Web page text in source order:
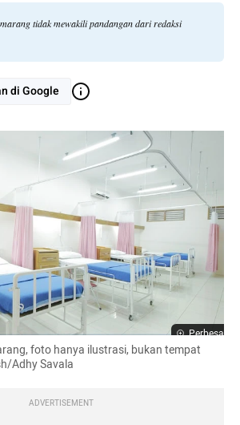
tidak mewakili pandangan dari redaksi
di Google
Perbesar
foto hanya ilustrasi, bukan tempat
Adhy Savala
ADVERTISEMENT